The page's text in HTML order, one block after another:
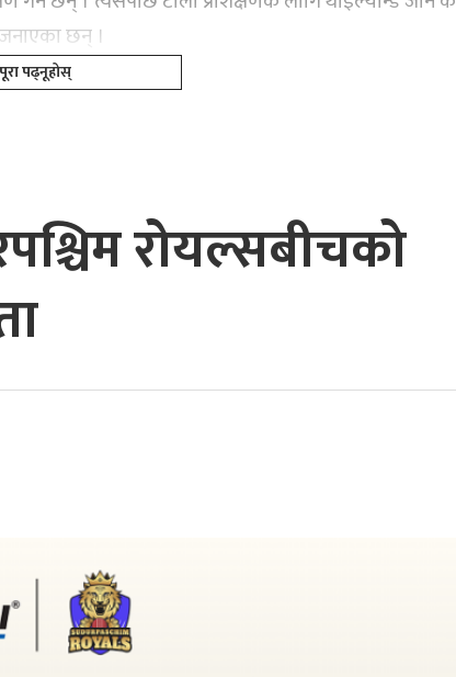
छन् ।
पूरा पढ्नूहोस्
रोयल्सबीचको